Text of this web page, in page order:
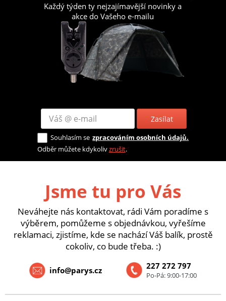
Každý týden ty nejzajímavější novinky a
akce do Vašeho e-mailu
Zasílat
Souhlasím se zpracováním osobních údajů.
Odběr můžete kdykolivzrušit.
Jsme tu pro Vás
Neváhejte nás kontaktovat, rádi Vám poradíme s
výběrem, pomůžeme s objednávkou, vyřešíme
reklamaci, zjistíme, kde se nachází Váš balík, prostě
cokoliv, co bude třeba. :)
227 272 797
Po-Pá: 9:00-17:00
info@parys.cz